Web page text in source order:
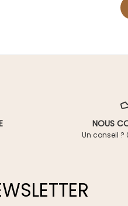
NOUS
Un conseil ?